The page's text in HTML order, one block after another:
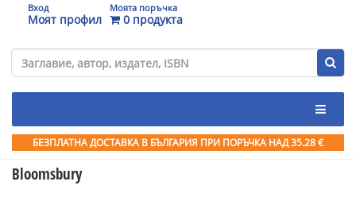
Вход
Моят профил
Моята поръчка
0 продукта
БЕЗПЛАТНА ДОСТАВКА В БЪЛГАРИЯ ПРИ ПОРЪЧКА НАД 35.28 €
Bloomsbury